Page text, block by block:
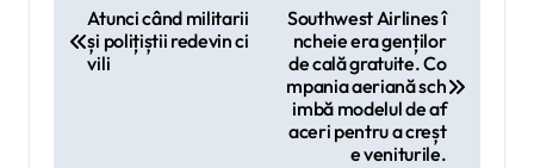
Atunci când militarii
și polițiștii redevin ci
vili
Southwest Airlines î
ncheie era genților
de cală gratuite. Co
mpania aeriană sch
imbă modelul de af
aceri pentru a creșt
e veniturile.